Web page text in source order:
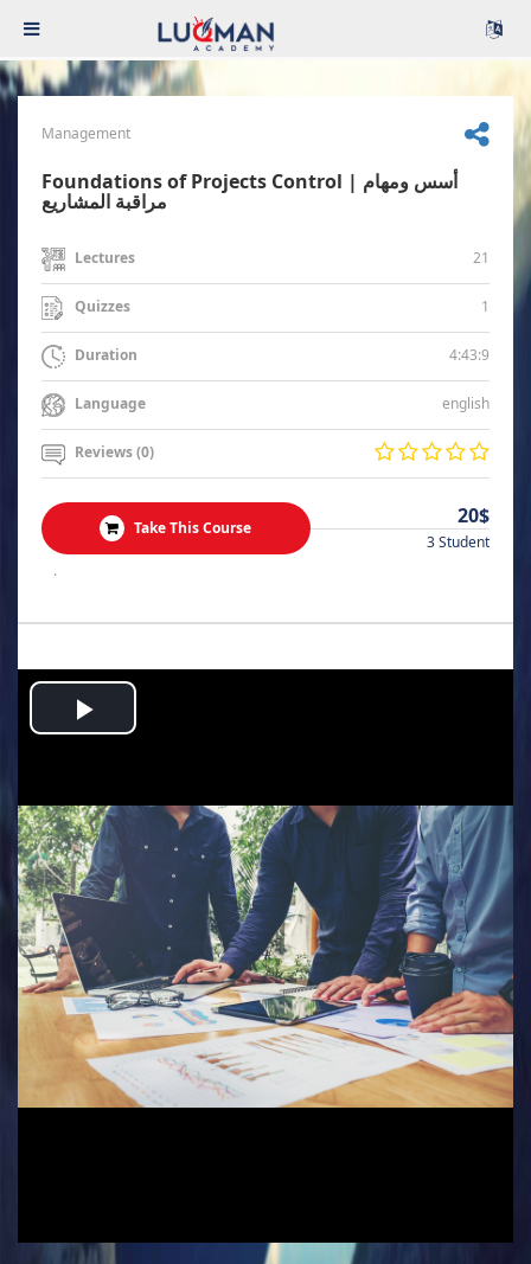
Management
Foundations of Projects Control | أسس ومهام
مراقبة المشاريع
Lectures 21
Quizzes 1
Duration 4:43:9
Language english
Reviews (0)
Take This Course 20$
3 Student
.
Play